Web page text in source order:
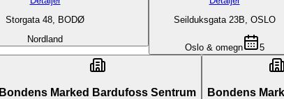
Storgata 48, BODØ
Nordland
Seilduksgata 23B, OSLO
Oslo & omegn 5
Bondens Marked Bardufoss Sentrum Bondens